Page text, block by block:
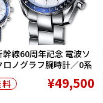
線60周年記念 電波ソ
ロノグラフ腕時計／0系
¥49,500